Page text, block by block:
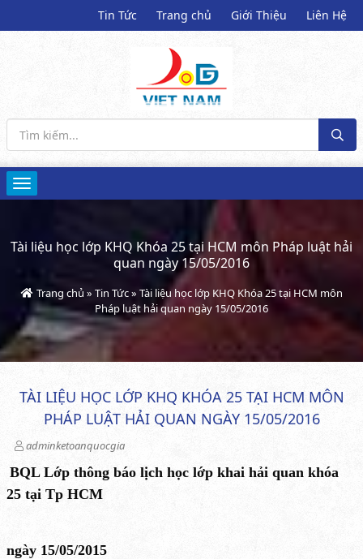
Tin Tức Trang chủ Giới Thiệu Liên Hệ
Tài liệu học lớp KHQ Khóa 25 tại HCM môn Pháp luật hải
quan ngày 15/05/2016
Trang chủ » Tin Tức» Tài liệu học lớp KHQ Khóa 25 tại HCM môn
Pháp luật hải quan ngày 15/05/2016
TÀI LIỆU HỌC LỚP KHQ KHÓA 25 TẠI HCM MÔN
PHÁP LUẬT HẢI QUAN NGÀY 15/05/2016
adminketoanquocgia
BQL Lớp thông báo lịch học lớp khai hải quan khóa
25 tại Tp HCM
ngày 15/05/2015